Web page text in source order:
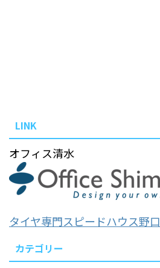
LINK
オフィス清水
タイヤ専門スピードハウス野口
カテゴリー